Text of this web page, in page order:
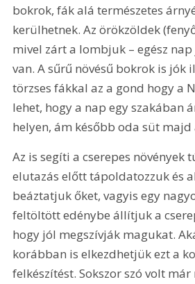
bokrok, fák alá természetes
kerülhetnek. Az örökzöldek
mivel zárt a lombjuk – egész
van. A sűrű növésű bokrok is jók
törzses fákkal az a gond hogy a
lehet, hogy a nap egy szakában
helyen, ám később oda süt majd
Az is segíti a cserepes növények
elutazás előtt tápoldatozzuk és
beáztatjuk őket, vagyis egy
feltöltött edénybe állítjuk a
hogy jól megszívják magukat.
korábban is elkezdhetjük ezt a
felkészítést. Sokszor szó volt